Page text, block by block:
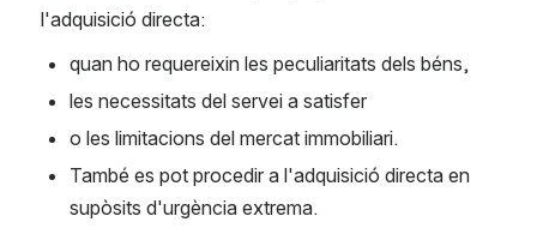
l'adquisició directa:
quan ho requereixin les peculiaritats dels béns,
les necessitats del servei a satisfer
o les limitacions del mercat immobiliari.
També es pot procedir a l'adquisició directa en
supòsits d'urgència extrema.